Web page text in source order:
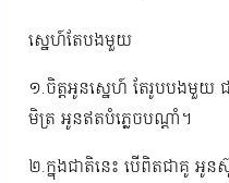
ស្នេហ៍តែបងមួយ
១.ចិត្តអូនស្នេហ៍​​ តែរូបបងមួយ
មិត្រ អូនឥតបំភ្លេចបណ្តាំ។
២.ក្នុងជាតិនេះ បើពិតជាគូ អូន